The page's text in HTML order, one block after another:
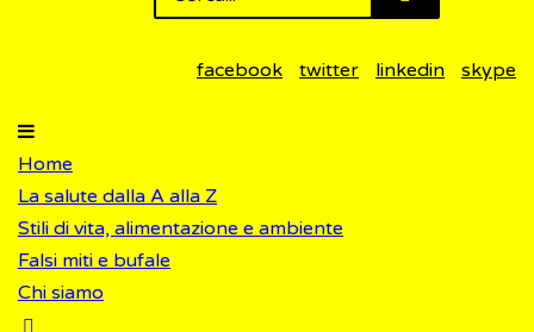
facebook twitter linkedin skype
Home
La salute dalla A alla Z
Stili di vita, alimentazione e ambiente
Falsi miti e bufale
Chi siamo